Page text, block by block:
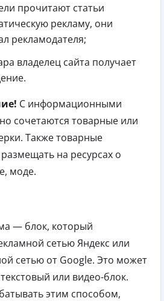
прочитают статьи
рекламу, они
рекламодателя;
владелец сайта получает
С информационными
сочетаются товарные или
Также товарные
на ресурсах о
моде.
— блок, который
сетью Яндекс или
сетью от Google. Это может
или видео-блок.
этим способом,